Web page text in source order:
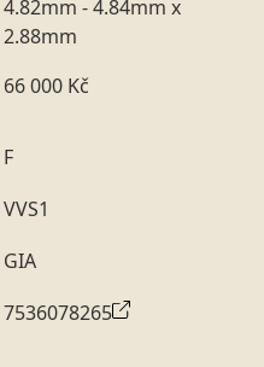
4.82mm - 4.84mm x
2.88mm
66 000 Kč
F
VVS1
GIA
7536078265